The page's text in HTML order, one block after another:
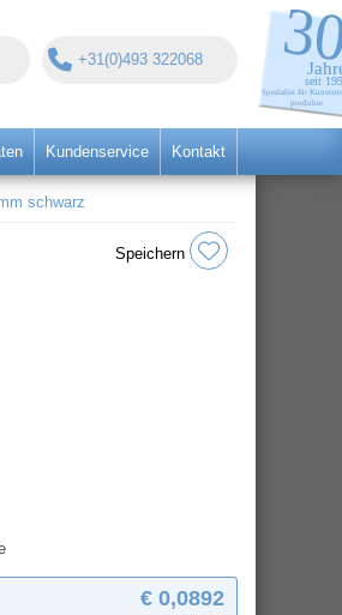
+31(0)493 322068
Kundenservice Kontakt
schwarz
Speichern
€ 0,0892